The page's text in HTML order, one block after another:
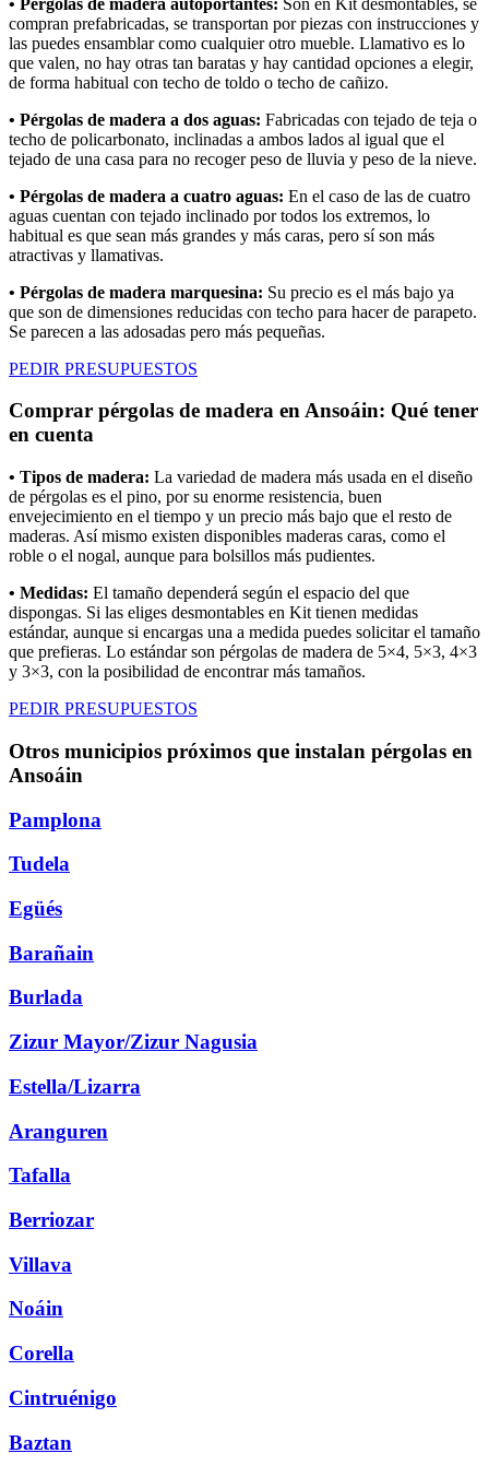
compran prefabricadas, se transportan por piezas con instrucciones y
las puedes ensamblar como cualquier otro mueble. Llamativo es lo
que valen, no hay otras tan baratas y hay cantidad opciones a elegir,
de forma habitual con techo de toldo o techo de cañizo.
• Pérgolas de madera a dos aguas: Fabricadas con tejado de teja o
techo de policarbonato, inclinadas a ambos lados al igual que el
tejado de una casa para no recoger peso de lluvia y peso de la nieve.
• Pérgolas de madera a cuatro aguas: En el caso de las de cuatro
aguas cuentan con tejado inclinado por todos los extremos, lo
habitual es que sean más grandes y más caras, pero sí son más
atractivas y llamativas.
• Pérgolas de madera marquesina: Su precio es el más bajo ya
que son de dimensiones reducidas con techo para hacer de parapeto.
Se parecen a las adosadas pero más pequeñas.
PEDIR PRESUPUESTOS
Comprar pérgolas de madera en Ansoáin: Qué tener
en cuenta
• Tipos de madera: La variedad de madera más usada en el diseño
de pérgolas es el pino, por su enorme resistencia, buen
envejecimiento en el tiempo y un precio más bajo que el resto de
maderas. Así mismo existen disponibles maderas caras, como el
roble o el nogal, aunque para bolsillos más pudientes.
• Medidas: El tamaño dependerá según el espacio del que
dispongas. Si las eliges desmontables en Kit tienen medidas
estándar, aunque si encargas una a medida puedes solicitar el tamaño
que prefieras. Lo estándar son pérgolas de madera de 5×4, 5×3, 4×3
y 3×3, con la posibilidad de encontrar más tamaños.
PEDIR PRESUPUESTOS
Otros municipios próximos que instalan pérgolas en
Ansoáin
Pamplona
Tudela
Egüés
Barañain
Burlada
Zizur Mayor/Zizur Nagusia
Estella/Lizarra
Aranguren
Tafalla
Berriozar
Villava
Noáin
Corella
Cintruénigo
Baztan